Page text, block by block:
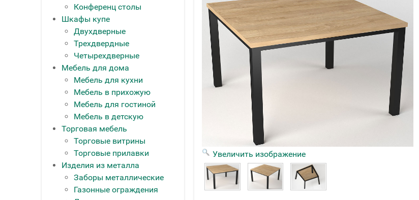
Конференц столы
Шкафы купе
Двухдверные
Трехдвердные
Четырехдверные
Мебель для дома
Мебель для кухни
Мебель в прихожую
Мебель для гостиной
Мебель в детскую
Торговая мебель
Торговые витрины
Торговые прилавки
Изделия из металла
Заборы металлические
Газонные ограждения
Увеличить изображение